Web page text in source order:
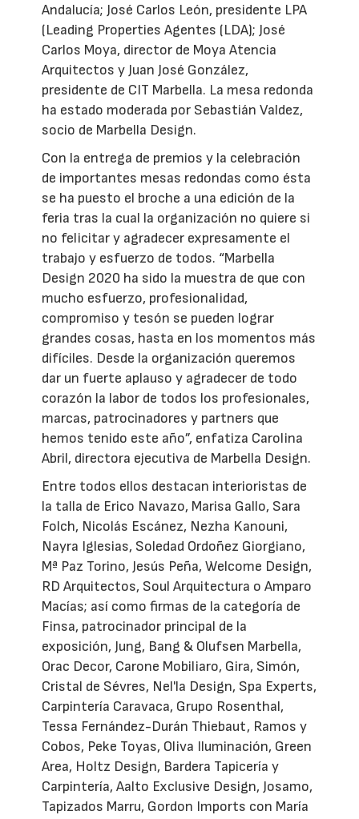
Andalucía; José Carlos León, presidente LPA
(Leading Properties Agentes (LDA); José
Carlos Moya, director de Moya Atencia
Arquitectos y Juan José González,
presidente de CIT Marbella. La mesa redonda
ha estado moderada por Sebastián Valdez,
socio de Marbella Design.
Con la entrega de premios y la celebración
de importantes mesas redondas como ésta
se ha puesto el broche a una edición de la
feria tras la cual la organización no quiere si
no felicitar y agradecer expresamente el
trabajo y esfuerzo de todos. “Marbella
Design 2020 ha sido la muestra de que con
mucho esfuerzo, profesionalidad,
compromiso y tesón se pueden lograr
grandes cosas, hasta en los momentos más
difíciles. Desde la organización queremos
dar un fuerte aplauso y agradecer de todo
corazón la labor de todos los profesionales,
marcas, patrocinadores y partners que
hemos tenido este año”, enfatiza Carolina
Abril, directora ejecutiva de Marbella Design.
Entre todos ellos destacan interioristas de
la talla de Erico Navazo, Marisa Gallo, Sara
Folch, Nicolás Escánez, Nezha Kanouni,
Nayra Iglesias, Soledad Ordoñez Giorgiano,
Mª Paz Torino, Jesús Peña, Welcome Design,
RD Arquitectos, Soul Arquitectura o Amparo
Macías; así como firmas de la categoría de
Finsa, patrocinador principal de la
exposición, Jung, Bang & Olufsen Marbella,
Orac Decor, Carone Mobiliaro, Gira, Simón,
Cristal de Sévres, Nel'la Design, Spa Experts,
Carpintería Caravaca, Grupo Rosenthal,
Tessa Fernández-Durán Thiebaut, Ramos y
Cobos, Peke Toyas, Oliva Iluminación, Green
Area, Holtz Design, Bardera Tapicería y
Carpintería, Aalto Exclusive Design, Josamo,
Tapizados Marru, Gordon Imports con María